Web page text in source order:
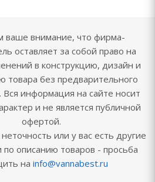
внимание, что фирма-
оставляет за собой право на
в конструкцию, дизайн и
товара без предварительного
информация на сайте носит
и не является публичной
офертой.
или у вас есть другие
описанию товаров - просьба
на info@vannabest.ru